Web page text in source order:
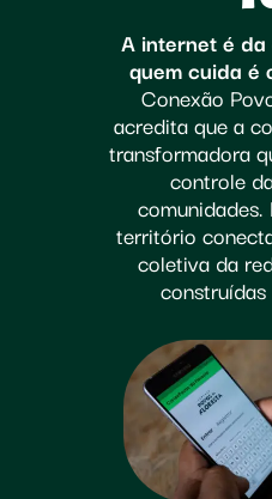
A internet é
quem cuida é
Conexão
acredita que a
transformadora
controle
território
coletiva da